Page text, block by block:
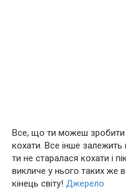
Все, що ти можеш зробити
кохати. Все інше
ти не старалася кохати і
викличе у нього таких же
кінець світу! Джерело